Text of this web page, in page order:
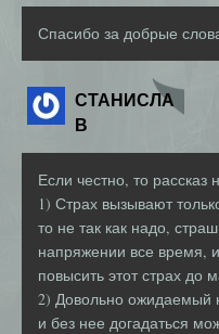
Спасибо за добрые
СТАНИСЛА
В
Если честно, то рассказ
1) Страх вызывают
то не так как надо,
напряжении все время,
повысить этот страх до
2) Довольно ожидаемый
и без нее догадаться